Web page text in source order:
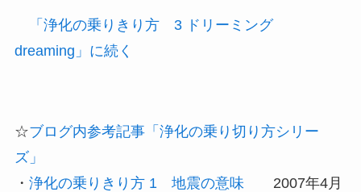
「浄化の乗りきり方 3 ドリーミング
dreaming」に続く
☆ブログ内参考記事「浄化の乗り切り方シリー
ズ」
・ 浄化の乗りきり方 1 地震の意味 2007年4月